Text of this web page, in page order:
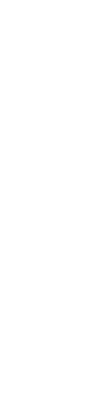
买服务相关的任何适用
保留收取您购买服务的
送确认单时，您的交易
止您的订购，但请注
规定，此类取消将在当
通过第三方购买服务
册），则必须按照该第
服务。
主）购买订购，并且
第三方的指示直接与
在该第三方向我们提
您是通过第三方订
何费用的退款；我们
何费用退还给第三
保证，以防您因任何原
接向我们购买的年度订
得服务退款的详细信
退款政策 (
policy
经自行决定不时在服
功能（以下称“
提供反馈。您使用
解并同意，您自愿使
没有义务向您提供任